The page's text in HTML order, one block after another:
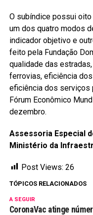
O subíndice possui
um dos quatro modos
indicador objetivo e
feito pela Fundação
qualidade das
ferrovias, eficiência
eficiência dos serviços
Fórum Econômico
dezembro.
Assessoria Especial
Ministério da
Post Views: 26
TÓPICOS RELACIONADOS
A SEGUIR
CoronaVac atinge